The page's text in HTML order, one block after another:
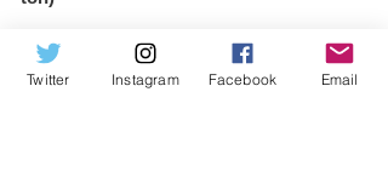
Turn right (tern rait)
Gira a la derecha (hee-rah ah lah deh-
reh-chah)
Twitter Instagram Facebook Email